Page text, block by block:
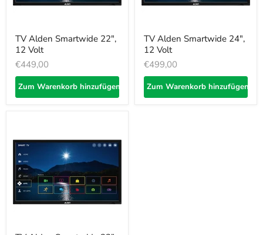
TV Alden Smartwide 22",
12 Volt
€449,00
Zum Warenkorb hinzufügen
TV Alden Smartwide 24",
12 Volt
€499,00
Zum Warenkorb hinzufügen